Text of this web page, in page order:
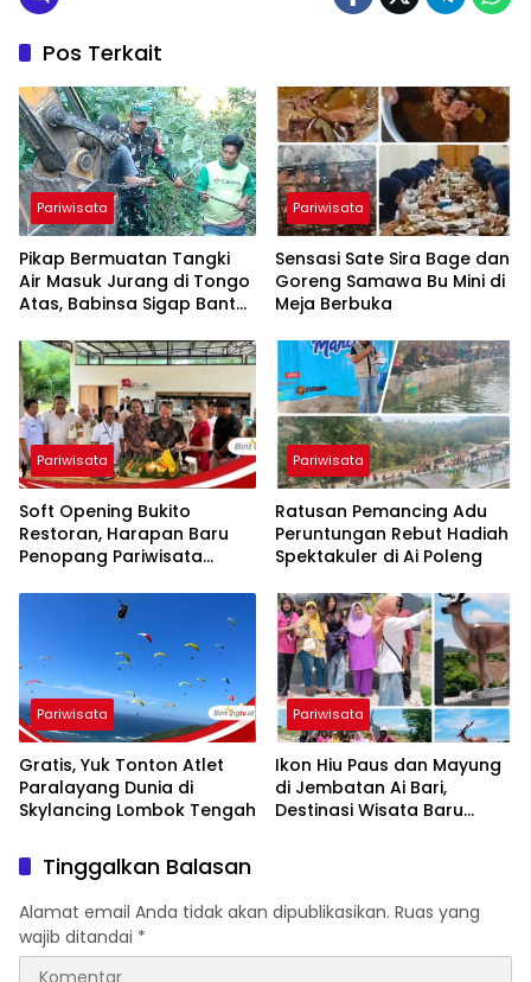
Pos Terkait
Pariwisata
Pikap Bermuatan Tangki
Air Masuk Jurang di Tongo
Atas, Babinsa Sigap Bantu
Pariwisata
Sensasi Sate Sira Bage dan
Goreng Samawa Bu Mini di
Meja Berbuka
Pariwisata
Soft Opening Bukito
Restoran, Harapan Baru
Penopang Pariwisata
Barat
Pariwisata
Ratusan Pemancing Adu
Peruntungan Rebut Hadiah
Spektakuler di Ai Poleng
Pariwisata
Gratis, Yuk Tonton Atlet
Paralayang Dunia di
Skylancing Lombok Tengah
Pariwisata
Ikon Hiu Paus dan Mayung
di Jembatan Ai Bari,
Destinasi Wisata Baru
Tinggalkan Balasan
Alamat email Anda tidak akan dipublikasikan. Ruas yang
wajib ditandai *